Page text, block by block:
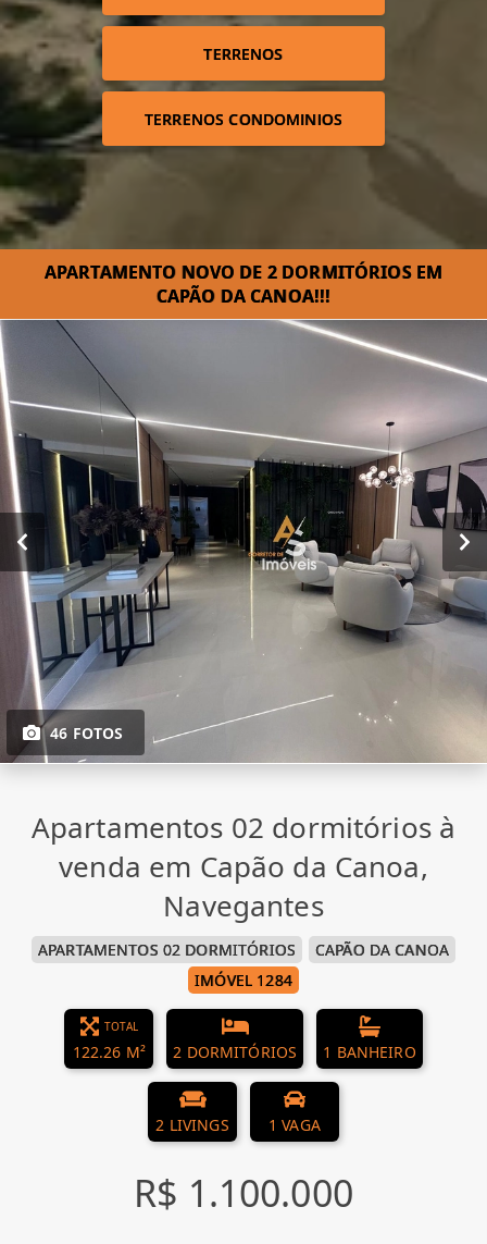
TERRENOS
TERRENOS CONDOMINIOS
APARTAMENTO NOVO DE 2 DORMITÓRIOS EM
CAPÃO DA CANOA!!!
46 FOTOS
Apartamentos 02 dormitórios à
venda em Capão da Canoa,
Navegantes
APARTAMENTOS 02 DORMITÓRIOS
CAPÃO DA CANOA
IMÓVEL 1284
TOTAL
122.26 M² 2 DORMITÓRIOS 1 BANHEIRO
2 LIVINGS 1 VAGA
R$ 1.100.000